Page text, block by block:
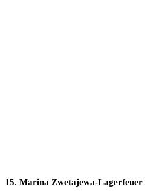
15. Marina Zwetajewa-Lagerfeuer